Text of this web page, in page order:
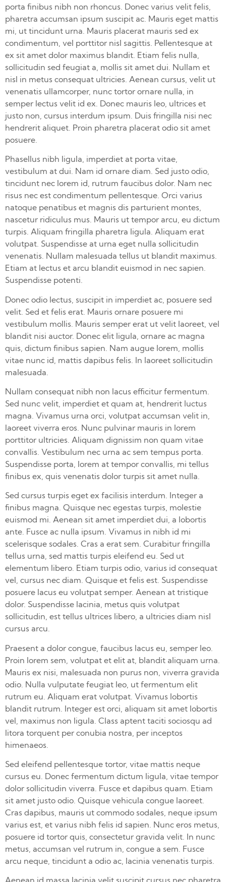
porta finibus nibh non rhoncus. Donec varius velit felis,
pharetra accumsan ipsum suscipit ac. Mauris eget mattis
mi, ut tincidunt urna. Mauris placerat mauris sed ex
condimentum, vel porttitor nisl sagittis. Pellentesque at
ex sit amet dolor maximus blandit. Etiam felis nulla,
sollicitudin sed feugiat a, mollis sit amet dui. Nullam et
nisl in metus consequat ultricies. Aenean cursus, velit ut
venenatis ullamcorper, nunc tortor ornare nulla, in
semper lectus velit id ex. Donec mauris leo, ultrices et
justo non, cursus interdum ipsum. Duis fringilla nisi nec
hendrerit aliquet. Proin pharetra placerat odio sit amet
posuere.
Phasellus nibh ligula, imperdiet at porta vitae,
vestibulum at dui. Nam id ornare diam. Sed justo odio,
tincidunt nec lorem id, rutrum faucibus dolor. Nam nec
risus nec est condimentum pellentesque. Orci varius
natoque penatibus et magnis dis parturient montes,
nascetur ridiculus mus. Mauris ut tempor arcu, eu dictum
turpis. Aliquam fringilla pharetra ligula. Aliquam erat
volutpat. Suspendisse at urna eget nulla sollicitudin
venenatis. Nullam malesuada tellus ut blandit maximus.
Etiam at lectus et arcu blandit euismod in nec sapien.
Suspendisse potenti.
Donec odio lectus, suscipit in imperdiet ac, posuere sed
velit. Sed et felis erat. Mauris ornare posuere mi
vestibulum mollis. Mauris semper erat ut velit laoreet, vel
blandit nisi auctor. Donec elit ligula, ornare ac magna
quis, dictum finibus sapien. Nam augue lorem, mollis
vitae nunc id, mattis dapibus felis. In laoreet sollicitudin
malesuada.
Nullam consequat nibh non lacus efficitur fermentum.
Sed nunc velit, imperdiet et quam at, hendrerit luctus
magna. Vivamus urna orci, volutpat accumsan velit in,
laoreet viverra eros. Nunc pulvinar mauris in lorem
porttitor ultricies. Aliquam dignissim non quam vitae
convallis. Vestibulum nec urna ac sem tempus porta.
Suspendisse porta, lorem at tempor convallis, mi tellus
finibus ex, quis venenatis dolor turpis sit amet nulla.
Sed cursus turpis eget ex facilisis interdum. Integer a
finibus magna. Quisque nec egestas turpis, molestie
euismod mi. Aenean sit amet imperdiet dui, a lobortis
ante. Fusce ac nulla ipsum. Vivamus in nibh id mi
scelerisque sodales. Cras a erat sem. Curabitur fringilla
tellus urna, sed mattis turpis eleifend eu. Sed ut
elementum libero. Etiam turpis odio, varius id consequat
vel, cursus nec diam. Quisque et felis est. Suspendisse
posuere lacus eu volutpat semper. Aenean at tristique
dolor. Suspendisse lacinia, metus quis volutpat
sollicitudin, est tellus ultrices libero, a ultricies diam nisl
cursus arcu.
Praesent a dolor congue, faucibus lacus eu, semper leo.
Proin lorem sem, volutpat et elit at, blandit aliquam urna.
Mauris ex nisi, malesuada non purus non, viverra gravida
odio. Nulla vulputate feugiat leo, ut fermentum elit
rutrum eu. Aliquam erat volutpat. Vivamus lobortis
blandit rutrum. Integer est orci, aliquam sit amet lobortis
vel, maximus non ligula. Class aptent taciti sociosqu ad
litora torquent per conubia nostra, per inceptos
himenaeos.
Sed eleifend pellentesque tortor, vitae mattis neque
cursus eu. Donec fermentum dictum ligula, vitae tempor
dolor sollicitudin viverra. Fusce et dapibus quam. Etiam
sit amet justo odio. Quisque vehicula congue laoreet.
Cras dapibus, mauris ut commodo sodales, neque ipsum
varius est, et varius nibh felis id sapien. Nunc eros metus,
posuere id tortor quis, consectetur gravida velit. In nunc
metus, accumsan vel rutrum in, congue a sem. Fusce
arcu neque, tincidunt a odio ac, lacinia venenatis turpis.